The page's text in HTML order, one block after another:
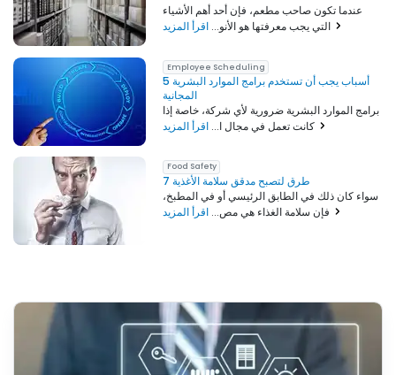
عندما تكون صاحب مطعم، فإن أحد أهم الأشياء
التي يجب معرفتها هو الأنو...
Employee Scheduling
5 أسباب يجب أن تستخدم برامج الموارد البشرية
المجانية
برامج الموارد البشرية ضرورية لأي شركة، خاصة إذا
كانت تعمل في مجال ا...
Food Safety
7 طرق لتصبح مدقق سلامة الأغذية
سواء كان ذلك في الطابق الرئيسي أو في المطبخ،
فإن سلامة الغذاء هي مص...